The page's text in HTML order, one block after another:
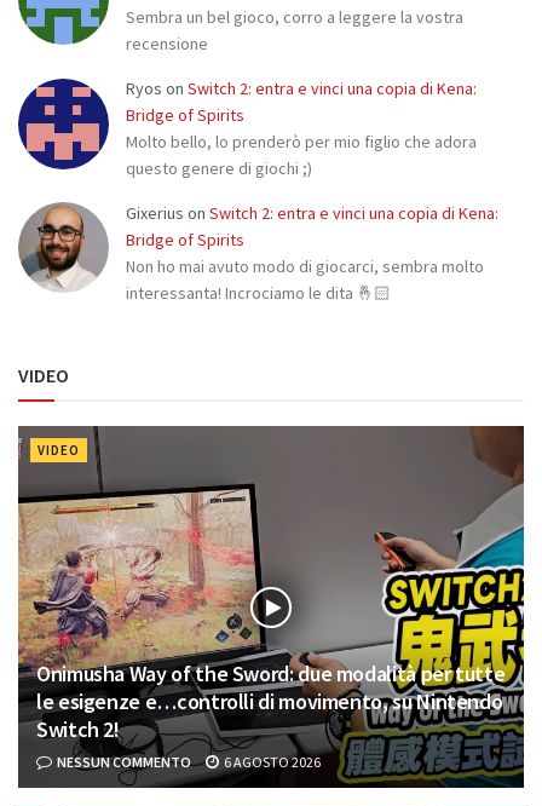
Sembra un bel gioco, corro a leggere la vostra
recensione
Ryos on Switch 2: entra e vinci una copia di Kena:
Bridge of Spirits
Molto bello, lo prenderò per mio figlio che adora
questo genere di giochi ;)
Gixerius on Switch 2: entra e vinci una copia di Kena:
Bridge of Spirits
Non ho mai avuto modo di giocarci, sembra molto
interessanta! Incrociamo le dita 🤞🏻
VIDEO
VIDEO
Onimusha Way of the Sword: due modalità per tutte
le esigenze e…controlli di movimento, su Nintendo
Switch 2!
NESSUN COMMENTO 6 AGOSTO 2026